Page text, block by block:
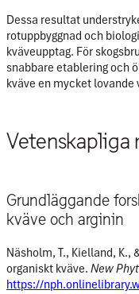
Dessa resultat
rotuppbyggnad och
kväveupptag. För
snabbare etablering och
kväve en mycket lovande
Vetenskapliga
Grundläggande
kväve och arginin
Näsholm, T., Kielland, K.,
organiskt kväve. New
https://